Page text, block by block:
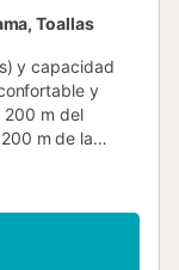
Toallas
y capacidad
y
200 m del
m de la
esquí "Sierra
"Aeropuerto
una zona
60 m² de